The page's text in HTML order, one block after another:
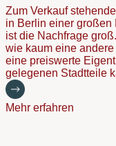
Zum Verkauf
in Berlin einer großen
ist die Nachfrage
wie kaum eine
eine preiswerte
gelegenen Stadtteile
Mehr erfahren